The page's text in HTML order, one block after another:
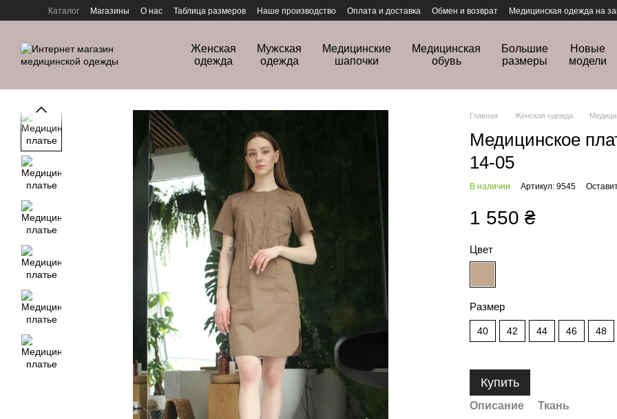
Перейти к основному контенту
Каталог Магазины О нас Таблица размеров Наше производство Оплата и доставка Обмен и возврат Медицинская одежда на
Женская
одежда
Мужская
одежда
Медицинские
шапочки
Медицинская
обувь
Большие
размеры
Новые
модели
Главная Женская одежда
Медицинское
14-05
В наличии Артикул: 9545
1 550 ₴
Цвет
Размер
40 42 44 46 48
Купить
Описание Ткань